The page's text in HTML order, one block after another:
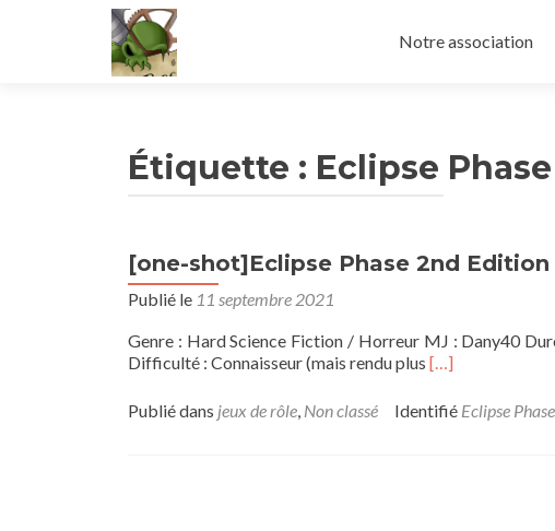
au
Notre association
Étiquette : Eclipse Phase
[one-shot]Eclipse Phase 2nd
Publié le 11 septembre 2021
Genre : Hard Science Fiction / Horreur MJ : Dany40
Difficulté : Connaisseur (mais rendu plus En
plus
sur[one-
[…]
Publié dans jeux de rôle, Non classé Identifié Eclipse Phase